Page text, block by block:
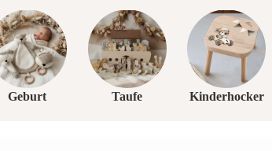
Geburt Taufe Kinderhocker